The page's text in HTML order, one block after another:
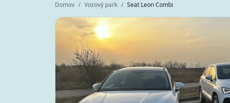
Domov / Vozový park / Seat Leon Combi